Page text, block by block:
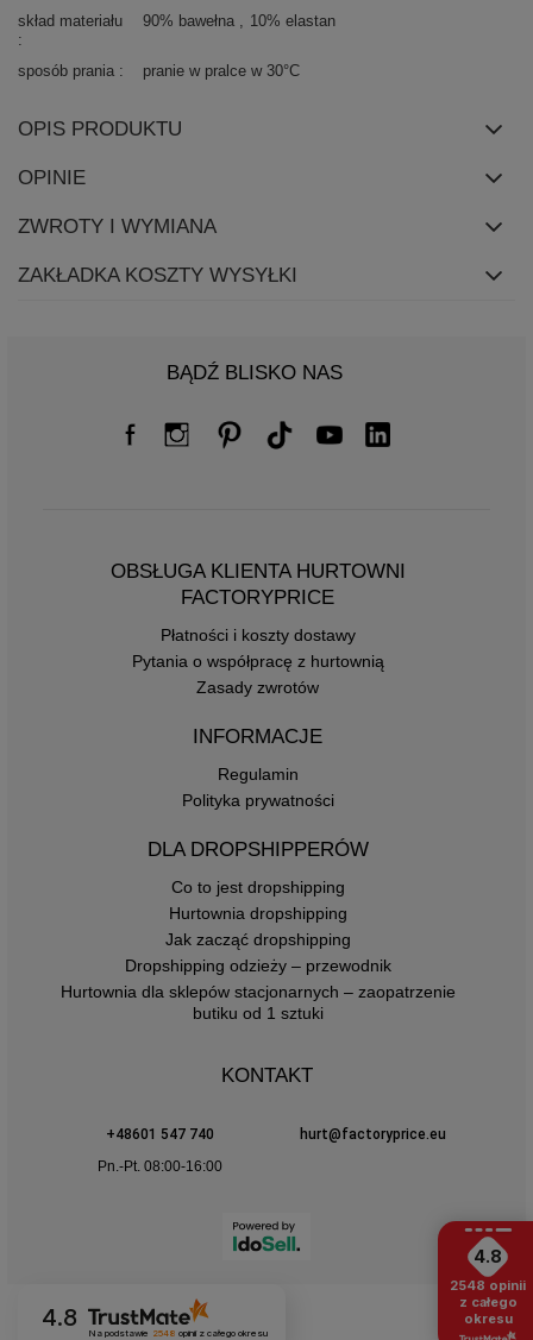
skład materiału
90% bawełna 10% elastan
sposób prania pranie w pralce w 30°C
OPIS PRODUKTU
OPINIE
ZWROTY I WYMIANA
ZAKŁADKA KOSZTY WYSYŁKI
BĄDŹ BLISKO NAS
OBSŁUGA KLIENTA HURTOWNI
FACTORYPRICE
Płatności i koszty dostawy
Pytania o współpracę z hurtownią
Zasady zwrotów
INFORMACJE
Regulamin
Polityka prywatności
DLA DROPSHIPPERÓW
Co to jest dropshipping
Hurtownia dropshipping
Jak zacząć dropshipping
Dropshipping odzieży – przewodnik
Hurtownia dla sklepów stacjonarnych – zaopatrzenie
butiku od 1 sztuki
KONTAKT
+48601 547 740
hurt@factoryprice.eu
Pn.-Pt. 08:00-16:00
4.8
Na podstawie 2548 opinii z całego okresu
4.8
2548 opinii
z całego
okresu